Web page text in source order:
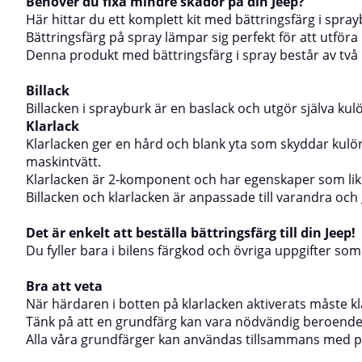
avfettning, bensin, polering, och
maskintvätt.Klarlacken är 2-komponent och har
egenskaper som liknar de produkter som används
vid traditionell billackering med färgspruta.Billacken
och klarlacken är anpassade till varandra och ger en
bättringsfärg till din Mini Cooper!Du fyller bara i
bilens färgkod och övriga uppgifter som efterfrågas
här ovan, så fixar vi färgen!Bra att vetaNär härdaren i
botten på klarlacken aktiverats måste klarlacken
användas inom 24 timmar innan den är
förbrukad.Tänk på att en grundfärg kan vara
nödvändig beroende på vad du ska göra. Titta gärna i
vår grundfärgsguide för att hitta den grundfärg som
passar ditt ändamål bäst! Alla våra grundfärger kan
användas tillsammans med produkterna ovan.Hur
hittar jag färgkoden på bilen?Se gärna våran guide
för hur du enkelt hittar färgkoden, du hittar den här.
egenskaper
vid traditionell
och klarlacken
riktig hård och
ovan, så fixar vi
användas inom
förbrukad.Tänk
vår
passar ditt
användas
hittar jag
för hur du
Här hittar du ett komplett kit med bättringsfärg i
Bättringsfärg på spray lämpar sig perfekt för att
Denna produkt med bättringsfärg i spray består av två
Billack
Billacken i sprayburk är en baslack och utgör själva
Klarlack
Klarlacken ger en hård och blank yta som skyddar
maskintvätt.
Klarlacken är 2-komponent och har egenskaper som
Billacken och klarlacken är anpassade till varandra
Det är enkelt att beställa bättringsfärg till din Jeep!
Du fyller bara i bilens färgkod och övriga uppgifter
Bra att veta
När härdaren i botten på klarlacken aktiverats måste
Tänk på att en grundfärg kan vara nödvändig
Alla våra grundfärger kan användas tillsammans med